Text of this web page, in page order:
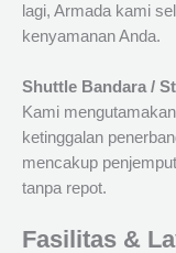
lagi, Armada kami
kenyamanan Anda.
Shuttle Bandara /
Kami mengutamakan
ketinggalan
mencakup
tanpa repot.
Fasilitas &